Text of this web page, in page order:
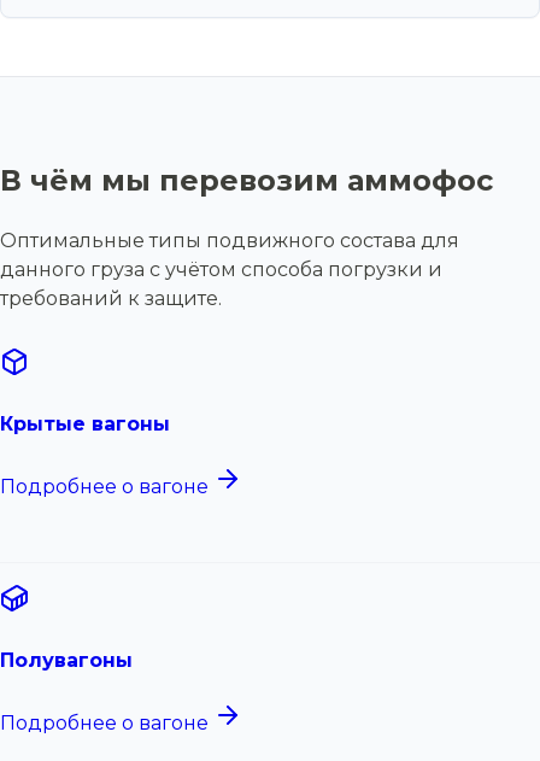
В чём мы перевозим аммофос
Оптимальные типы подвижного состава для
данного груза с учётом способа погрузки и
требований к защите.
Крытые вагоны
Подробнее о вагоне
Полувагоны
Подробнее о вагоне